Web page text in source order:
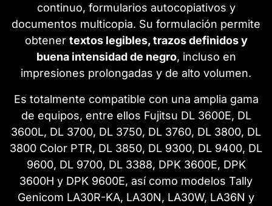
continuo, formularios autocopiativos y
documentos multicopia. Su formulación permite
obtener textos legibles, trazos definidos y
buena intensidad de negro, incluso en
impresiones prolongadas y de alto volumen.
Es totalmente compatible con una amplia gama
de equipos, entre ellos Fujitsu DL 3600E, DL
3600L, DL 3700, DL 3750, DL 3760, DL 3800, DL
3800 Color PTR, DL 3850, DL 9300, DL 9400, DL
9600, DL 9700, DL 3388, DPK 3600E, DPK
3600H y DPK 9600E, así como modelos Tally
Genicom LA30R-KA, LA30N, LA30W, LA36N y